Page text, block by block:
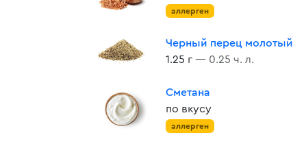
аллерген
Черный перец молотый
1.25 г — 0.25 ч. л.
Сметана
по вкусу
аллерген